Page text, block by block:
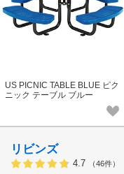
US PICNIC TABLE BLUE ピク
ニック テーブル ブルー
リビンズ
4.7 （46件）